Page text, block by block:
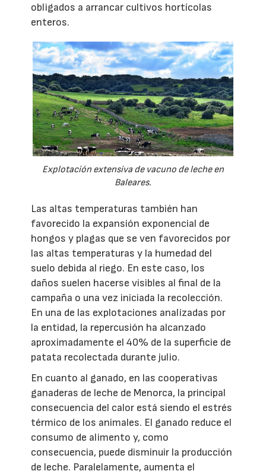
obligados a arrancar cultivos hortícolas
enteros.
Explotación extensiva de vacuno de leche en
Baleares.
Las altas temperaturas también han
favorecido la expansión exponencial de
hongos y plagas que se ven favorecidos por
las altas temperaturas y la humedad del
suelo debida al riego. En este caso, los
daños suelen hacerse visibles al final de la
campaña o una vez iniciada la recolección.
En una de las explotaciones analizadas por
la entidad, la repercusión ha alcanzado
aproximadamente el 40% de la superficie de
patata recolectada durante julio.
En cuanto al ganado, en las cooperativas
ganaderas de leche de Menorca, la principal
consecuencia del calor está siendo el estrés
térmico de los animales. El ganado reduce el
consumo de alimento y, como
consecuencia, puede disminuir la producción
de leche. Paralelamente, aumenta el